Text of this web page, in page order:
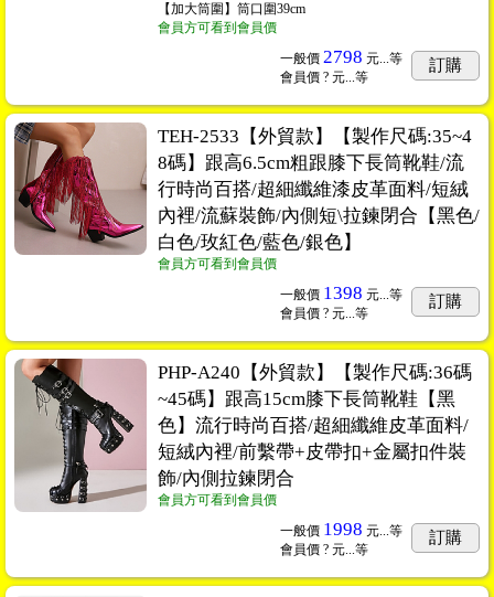
【加大筒圍】筒口圍39cm
會員方可看到會員價
一般價 2798 元...等
會員價 ? 元...等
訂購
TEH-2533【外貿款】【製作尺碼:35~4
8碼】跟高6.5cm粗跟膝下長筒靴鞋/流
行時尚百搭/超細纖維漆皮革面料/短絨
內裡/流蘇裝飾/內側短\拉鍊閉合【黑色/
白色/玫紅色/藍色/銀色】
會員方可看到會員價
一般價 1398 元...等
會員價 ? 元...等
訂購
PHP-A240【外貿款】【製作尺碼:36碼
~45碼】跟高15cm膝下長筒靴鞋【黑
色】流行時尚百搭/超細纖維皮革面料/
短絨內裡/前繫帶+皮帶扣+金屬扣件裝
飾/內側拉鍊閉合
會員方可看到會員價
一般價 1998 元...等
會員價 ? 元...等
訂購